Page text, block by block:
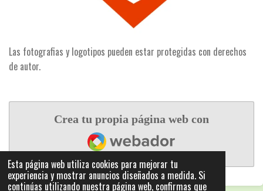
Esta página web utiliza cookies para mejorar tu
experiencia y mostrar anuncios diseñados a medida. Si
continúas utilizando nuestra página web, confirmas que
Las fotografias y logotipos pueden estar protegidas con derechos
de autor.
Crea tu propia página web con
Webador